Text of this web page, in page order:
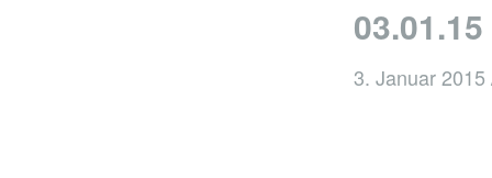
03.01.15
3. Januar 2015